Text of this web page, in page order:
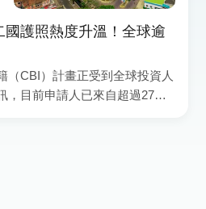
護照熱度升溫！全球逾
（CBI）計畫正受到全球投資人
，目前申請人已來自超過27個